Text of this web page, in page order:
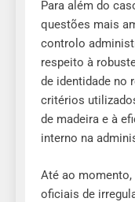
Para além do
questões mais
controlo
respeito à
de identidade no
critérios
de madeira e à
interno na
Até ao
oficiais de